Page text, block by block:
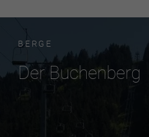
BERGE
Der Buchenberg